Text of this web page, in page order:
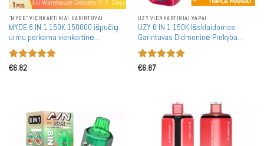
"MYDE" VIENKARTINIAI GARINTUVAI
MYDE 8 IN 1 150K 150000 išpučių
urmu perkama vienkartinė
garintuvas Europos sandėlio
pristatymas didmeninė prekyba
Įvertinimas:
€6.82
UZY VIENKARTINIAI VAPAI
UZY 6 IN 1 150K Išsklaidomas
Garintuvas Didmeninė Prekyba
150000 Įkvėpimų Masiniai Pirkimai
Įvertinimas:
€6.87